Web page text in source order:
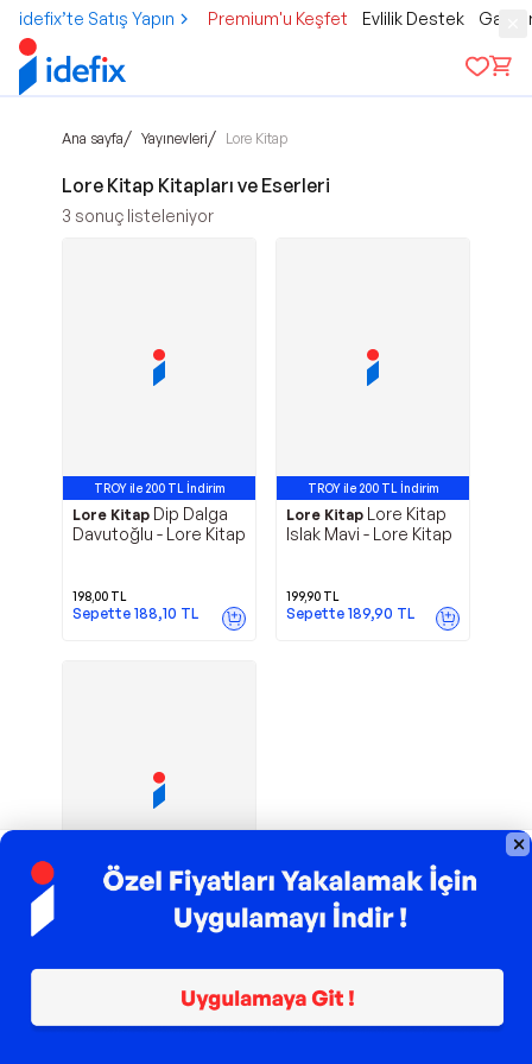
idefix’te Satış Yapın Premium'u Keşfet Evlilik Destek
Ana sayfa/ Yayınevleri/ Lore Kitap
Lore Kitap Kitapları ve Eserleri
3 sonuç listeleniyor
TROY ile 200 TL İndirim
Lore Kitap Dip Dalga
Davutoğlu - Lore Kitap
198,00 TL
Sepette 188,10 TL
TROY ile 200 TL İndirim
Lore Kitap Lore Kitap
Islak Mavi - Lore Kitap
199,90 TL
Sepette 189,90 TL
TROY ile 200 TL İndirim
Uzun Adam